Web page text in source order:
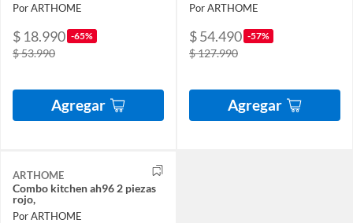
Por ARTHOME
$ 18.990 -65%
$ 53.990
Agregar
Por ARTHOME
$ 54.490 -57%
$ 127.990
Agregar
ARTHOME
Combo kitchen ah96 2 piezas
rojo,
Por ARTHOME